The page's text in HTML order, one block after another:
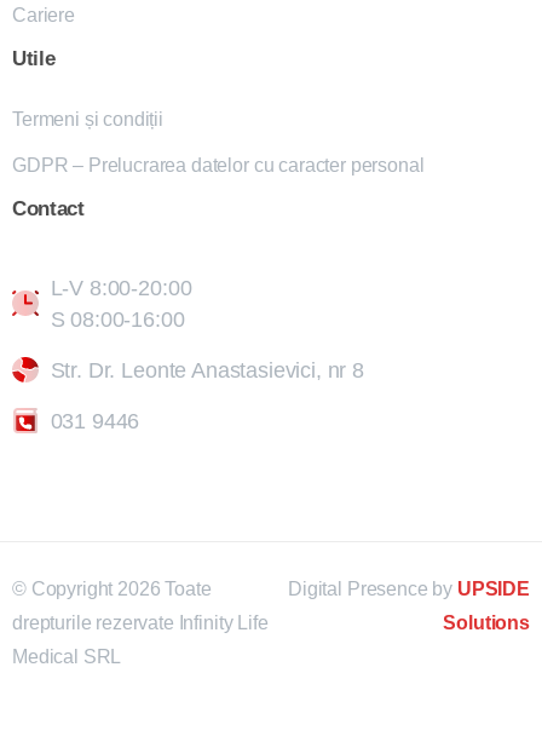
Cariere
Utile
Termeni și condiții
GDPR – Prelucrarea datelor cu caracter personal
Contact
L-V 8:00-20:00
S 08:00-16:00
Str. Dr. Leonte Anastasievici, nr 8
031 9446
© Copyright 2026 Toate
drepturile rezervate Infinity Life
Medical SRL
Digital Presence by UPSIDE
Solutions